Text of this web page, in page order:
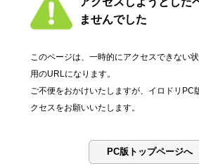
ませんでした
このページは、一時的にアクセスできない
用のURLになります。
ご不便をおかけいたしますが、イロドリPC
クセスをお願いいたします。
PC版トップページ